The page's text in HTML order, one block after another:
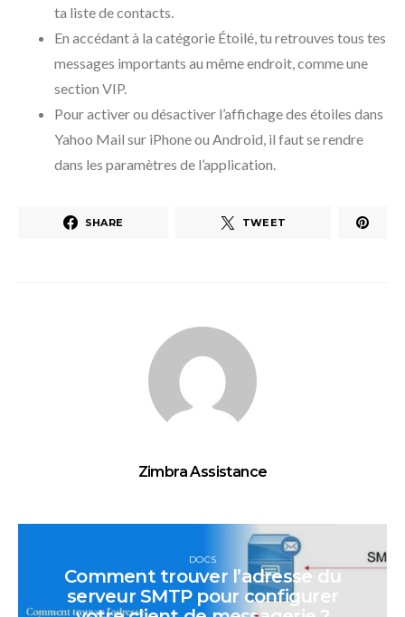
ta liste de contacts.
En accédant à la catégorie Étoilé, tu retrouves tous tes
messages importants au même endroit, comme une
section VIP.
Pour activer ou désactiver l’affichage des étoiles dans
Yahoo Mail sur iPhone ou Android, il faut se rendre
dans les paramètres de l’application.
SHARE TWEET
Zimbra Assistance
DOCS
Comment trouver l’adresse du
serveur SMTP pour configurer